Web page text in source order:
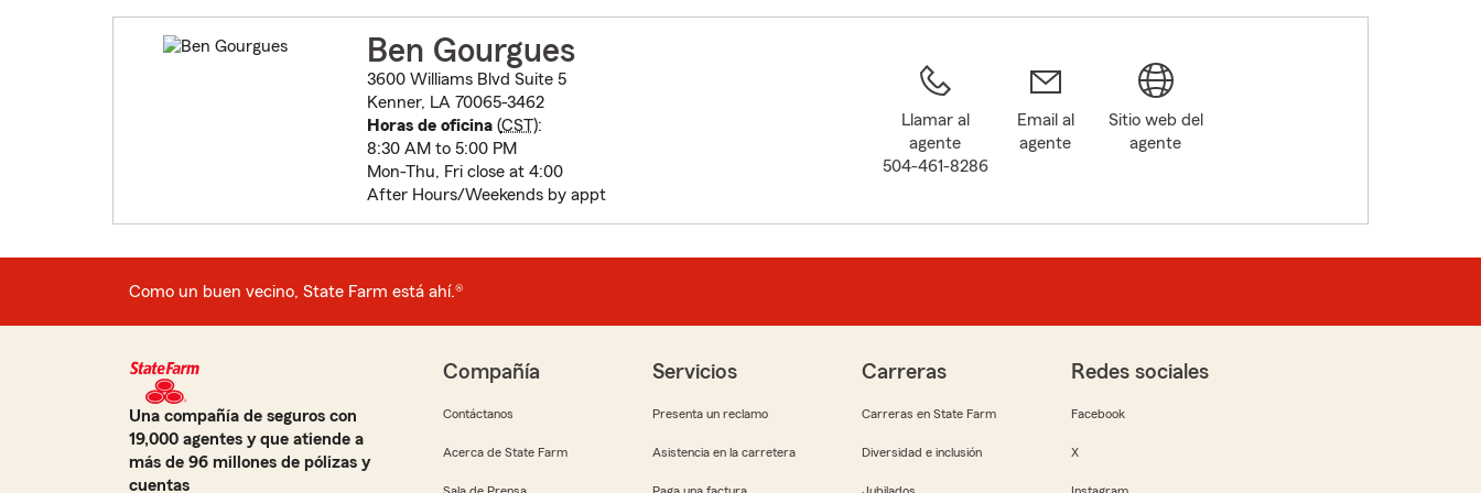
Ben Gourgues
3600 Williams Blvd Suite 5
Kenner, LA 70065-3462
Horas de oficina(CST):
8:30 AM to 5:00 PM
Mon-Thu, Fri close at 4:00
After Hours/Weekends by appt
Llamar al
agente
504-461-8286
Email al
agente
Sitio web del
agente
Como un buen vecino, State Farm está ahí.®
Una compañía de seguros con
19,000 agentes y que atiende a
más de 96 millones de pólizas y
cuentas
Compañía
Contáctanos
Acerca de State Farm
Servicios
Presenta un reclamo
Asistencia en la carretera
Carreras
Carreras en State Farm
Diversidad e inclusión
Redes sociales
Facebook
X